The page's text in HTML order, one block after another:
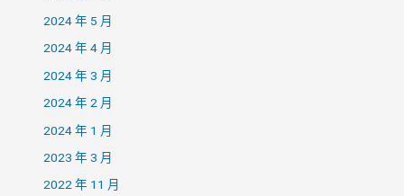
2024 年 5 月
2024 年 4 月
2024 年 3 月
2024 年 2 月
2024 年 1 月
2023 年 3 月
2022 年 11 月